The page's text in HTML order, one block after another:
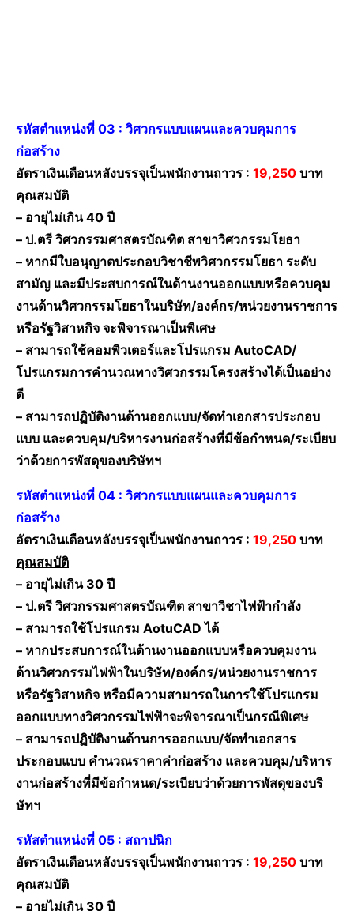
รหัสตำแหน่งที่ 03 : วิศวกรแบบแผนและควบคุมการ
ก่อสร้าง
อัตราเงินเดือนหลังบรรจุเป็นพนักงานถาวร : 19,250 บาท
คุณสมบัติ
– อายุไม่เกิน 40 ปี
– ป.ตรี วิศวกรรมศาสตรบัณฑิต สาขาวิศวกรรมโยธา
– หากมีใบอนุญาตประกอบวิชาชีพวิศวกรรมโยธา ระดับ
สามัญ และมีประสบการณ์ในด้านงานออกแบบหรือควบคุม
งานด้านวิศวกรรมโยธาในบริษัท/องค์กร/หน่วยงานราชการ
หรือรัฐวิสาหกิจ จะพิจารณาเป็นพิเศษ
– สามารถใช้คอมพิวเตอร์และโปรแกรม AutoCAD/
โปรแกรมการคำนวณทางวิศวกรรมโครงสร้างได้เป็นอย่าง
ดี
– สามารถปฏิบัติงานด้านออกแบบ/จัดทำเอกสารประกอบ
แบบ และควบคุม/บริหารงานก่อสร้างที่มีข้อกำหนด/ระเบียบ
ว่าด้วยการพัสดุของบริษัทฯ
รหัสตำแหน่งที่ 04 : วิศวกรแบบแผนและควบคุมการ
ก่อสร้าง
อัตราเงินเดือนหลังบรรจุเป็นพนักงานถาวร : 19,250 บาท
คุณสมบัติ
– อายุไม่เกิน 30 ปี
– ป.ตรี วิศวกรรมศาสตรบัณฑิต สาขาวิชาไฟฟ้ากำลัง
– สามารถใช้โปรแกรม AotuCAD ได้
– หากประสบการณ์ในด้านงานออกแบบหรือควบคุมงาน
ด้านวิศวกรรมไฟฟ้าในบริษัท/องค์กร/หน่วยงานราชการ
หรือรัฐวิสาหกิจ หรือมีความสามารถในการใช้โปรแกรม
ออกแบบทางวิศวกรรมไฟฟ้าจะพิจารณาเป็นกรณีพิเศษ
– สามารถปฏิบัติงานด้านการออกแบบ/จัดทำเอกสาร
ประกอบแบบ คำนวณราคาค่าก่อสร้าง และควบคุม/บริหาร
งานก่อสร้างที่มีข้อกำหนด/ระเบียบว่าด้วยการพัสดุของบริ
ษัทฯ
รหัสตำแหน่งที่ 05 : สถาปนิก
อัตราเงินเดือนหลังบรรจุเป็นพนักงานถาวร : 19,250 บาท
คุณสมบัติ
– อายุไม่เกิน 30 ปี